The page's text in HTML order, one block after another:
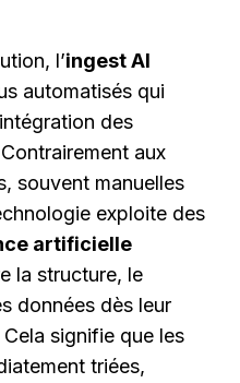
l’ingest AI
automatisés qui
des
aux
souvent manuelles
exploite des
artificielle
la structure, le
données dès leur
signifie que les
triées,